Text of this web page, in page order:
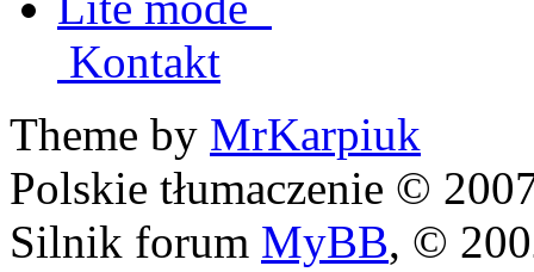
Kontakt
Theme by MrKarpiuk
Polskie tłumaczenie ©
Silnik forum MyBB, ©